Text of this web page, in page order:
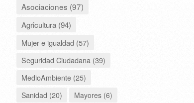
Asociaciones (97)
Agricultura (94)
Mujer e igualdad (57)
Seguridad Ciudadana (39)
MedioAmbiente (25)
Sanidad (20)
Mayores (6)